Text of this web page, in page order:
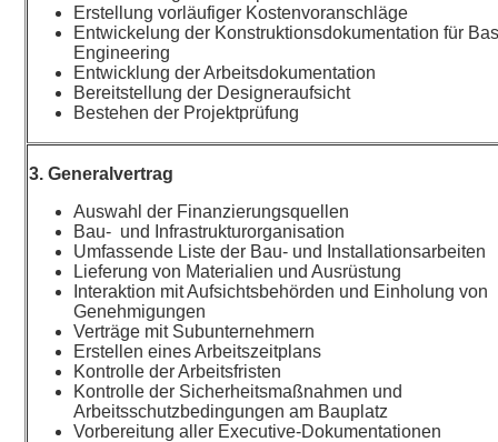
Erstellung vorläufiger Kostenvoranschläge
Entwickelung der Konstruktionsdokumentation für
Engineering
Entwicklung der Arbeitsdokumentation
Bereitstellung der Designeraufsicht
Bestehen der Projektprüfung
3. Generalvertrag
Auswahl der Finanzierungsquellen
Bau- und Infrastrukturorganisation
Umfassende Liste der Bau- und Installationsarbeiten
Lieferung von Materialien und Ausrüstung
Interaktion mit Aufsichtsbehörden und Einholung von
Genehmigungen
Verträge mit Subunternehmern
Erstellen eines Arbeitszeitplans
Kontrolle der Arbeitsfristen
Kontrolle der Sicherheitsmaßnahmen und
Arbeitsschutzbedingungen am Bauplatz
Vorbereitung aller Executive-Dokumentationen